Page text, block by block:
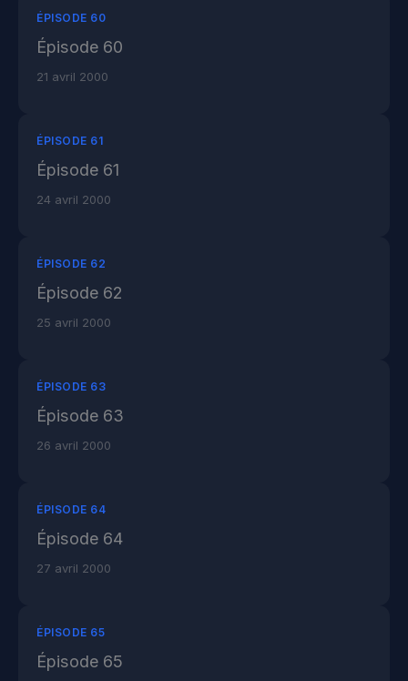
ÉPISODE 60
Épisode 60
21 avril 2000
ÉPISODE 61
Épisode 61
24 avril 2000
ÉPISODE 62
Épisode 62
25 avril 2000
ÉPISODE 63
Épisode 63
26 avril 2000
ÉPISODE 64
Épisode 64
27 avril 2000
ÉPISODE 65
Épisode 65